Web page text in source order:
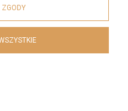
nie tylko piękne, ale
Dlatego właśnie
są idealnym wyborem.
wielkość sprawiają,
ZGODY